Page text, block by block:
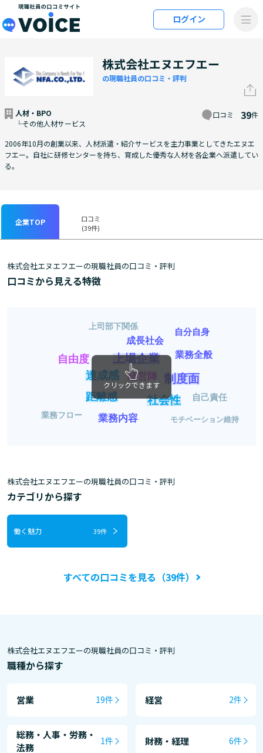
メインコンテンツにスキップ
ログイン
株式会社エヌエフエー
の現職社員の口コミ・評判
人材・BPO
└その他人材サービス
口コミ 39件
2006年10月の創業以来、人材派遣・紹介サービスを主力事業としてきたエヌエ
フエー。自社に研修センターを持ち、育成した優秀な人材を各企業へ派遣してい
る。
企業TOP
口コミ
(39件)
株式会社エヌエフエーの現職社員の口コミ・評判
口コミから見える特徴
クリックできます
上場企業
制度面
社会性
達成感
距離感
自由度
経営陣
業務内容
成長社会
業務全般
自分自身
自己責任
業務フロー
上司部下関係
モチベーション維持
株式会社エヌエフエーの現職社員の口コミ・評判
カテゴリから探す
働く魅力 39件
すべての口コミを見る（39件）
株式会社エヌエフエーの現職社員の口コミ・評判
職種から探す
営業 19件 経営 2件
総務・人事・労務・
法務
1件 財務・経理 6件